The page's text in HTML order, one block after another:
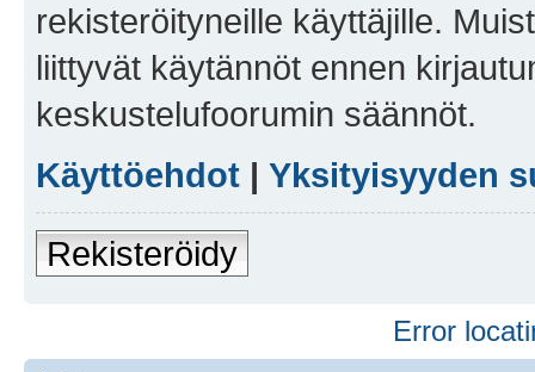
rekisteröityneille käyttäjille.
liittyvät käytännöt ennen
keskustelufoorumin säännöt.
Käyttöehdot | Yksityisyyden
Rekisteröidy
Error